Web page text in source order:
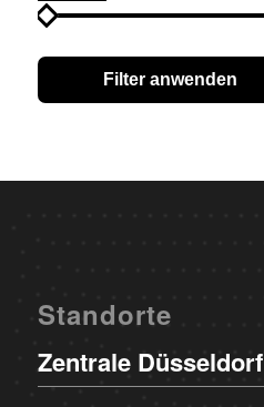
Filter anwenden
Standorte
Zentrale Düsseldorf